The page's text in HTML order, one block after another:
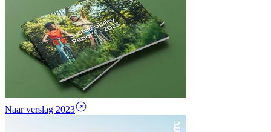
Naar verslag 2023